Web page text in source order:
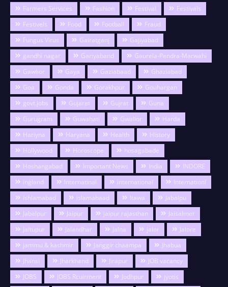
Farmers Services
Fashion Festival
Festivals
Festivels
Food Football
Fraud
Fungus Virus
Gairatganj
Gajiyabad
gandhi nagar
Gariyaband
Gaurela-Pendra-Marwahi
Gawlior
Gaya Gaziabaad
Ghaziabad
Goa
Gonda Gorakhpur
Gouhargan
govt.jobs
Gujarat Gujrat
Guna
Gurugram
Guwahati Gwalior
Harda
Hariyna
Haryana Health
History
Hollywood
Horoscope
hosagabade
Hoshangabad
Important News India
INDORE
ingland
Internatinal international
Internationl
Ishlamabad
islamabaad Itawa
Jabalpu
Jabalpur
Jaipur jaipur rajasthan
Jaisalmer
Jaitupur
Jalandhar Jalna jalor
Jalore
jammu & kashmir
Janggir chaampa
Jhabua
Jhansi
Jharkhand Jirapur
JOB vacancy
JOBS
JOBS Rcuirment Jodhpur
jyotis